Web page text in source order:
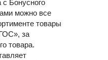
с Бонусного
можно все
товары
за
товара.